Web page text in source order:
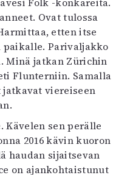
Folk -konkareita.
Ovat tulossa
etten itse
paikalle. Parivaljakko
Minä jatkan Zürichin
Flunterniin. Samalla
viereiseen
Kävelen sen perälle
2016 kävin kuoron
haudan sijaitsevan
on ajankohtaistunut